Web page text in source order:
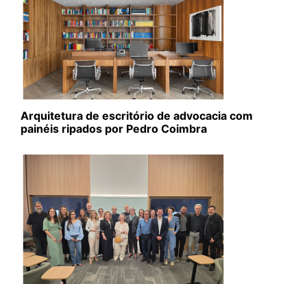
Arquitetura de escritório de advocacia com
painéis ripados por Pedro Coimbra